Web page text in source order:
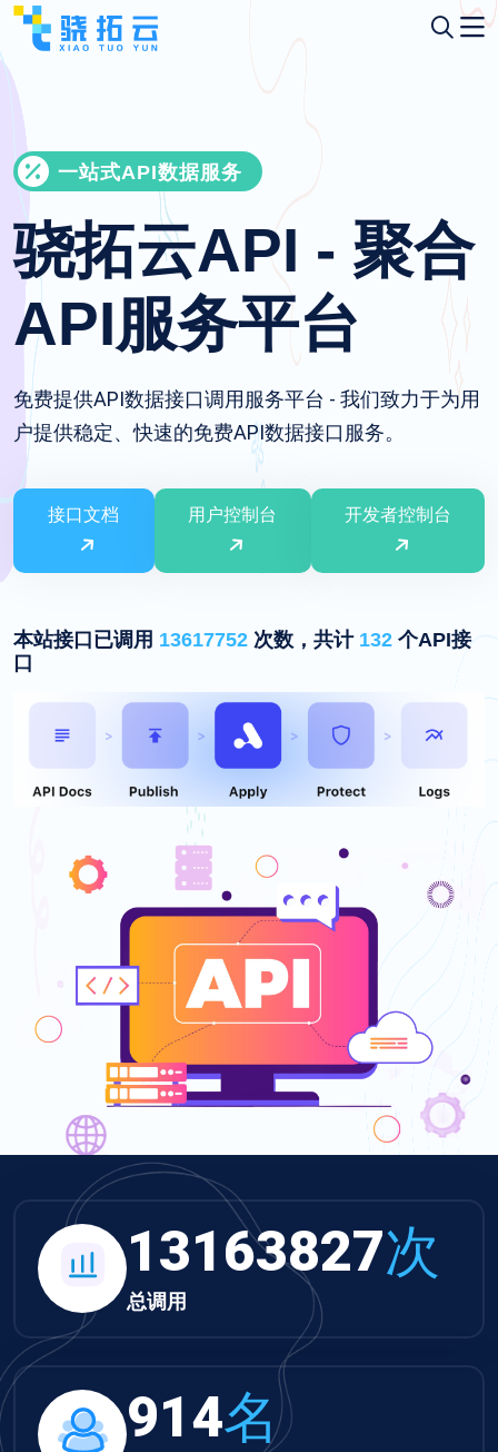
一站式API数据服务
骁拓云API - 聚合
API服务平台
免费提供API数据接口调用服务平台 - 我们致力于为用
户提供稳定、快速的免费API数据接口服务。
接口文档 用户控制台 开发者控制台
本站接口已调用 13617752 次数，共计 132 个API接
口
13617752次
总调用
945名